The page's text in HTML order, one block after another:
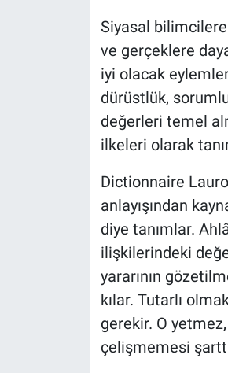
Siyasal
ve gerçeklere
iyi olacak
dürüstlük,
değerleri temel
ilkeleri olarak
Dictionnaire
anlayışından
diye tanımlar.
ilişkilerindeki
yararının
kılar. Tutarlı
gerekir. O
çelişmemesi